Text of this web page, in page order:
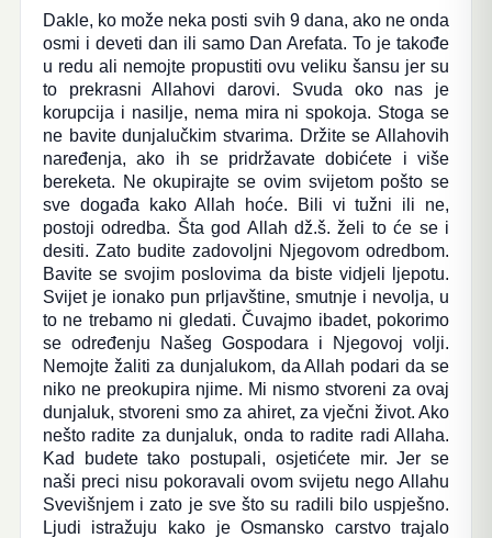
Dakle, ko može neka posti svih 9 dana, ako ne onda
osmi i deveti dan ili samo Dan Arefata. To je takođe
u redu ali nemojte propustiti ovu veliku šansu jer su
to prekrasni Allahovi darovi. Svuda oko nas je
korupcija i nasilje, nema mira ni spokoja. Stoga se
ne bavite dunjalučkim stvarima. Držite se Allahovih
naređenja, ako ih se pridržavate dobićete i više
bereketa. Ne okupirajte se ovim svijetom pošto se
sve događa kako Allah hoće. Bili vi tužni ili ne,
postoji odredba. Šta god Allah dž.š. želi to će se i
desiti. Zato budite zadovoljni Njegovom odredbom.
Bavite se svojim poslovima da biste vidjeli ljepotu.
Svijet je ionako pun prljavštine, smutnje i nevolja, u
to ne trebamo ni gledati. Čuvajmo ibadet, pokorimo
se određenju Našeg Gospodara i Njegovoj volji.
Nemojte žaliti za dunjalukom, da Allah podari da se
niko ne preokupira njime. Mi nismo stvoreni za ovaj
dunjaluk, stvoreni smo za ahiret, za vječni život. Ako
nešto radite za dunjaluk, onda to radite radi Allaha.
Kad budete tako postupali, osjetićete mir. Jer se
naši preci nisu pokoravali ovom svijetu nego Allahu
Svevišnjem i zato je sve što su radili bilo uspješno.
Ljudi istražuju kako je Osmansko carstvo trajalo